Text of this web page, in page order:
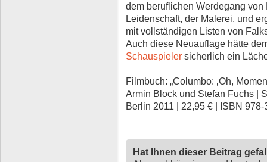
dem beruflichen Werdegang
Leidenschaft, der Malerei, und
mit vollständigen Listen von
Auch diese Neuauflage hätte
Schauspieler sicherlich ein
Filmbuch: „Columbo: ‚Oh,
Armin Block und Stefan Fuchs |
Berlin 2011 | 22,95 € | ISBN
Hat Ihnen dieser Beitrag